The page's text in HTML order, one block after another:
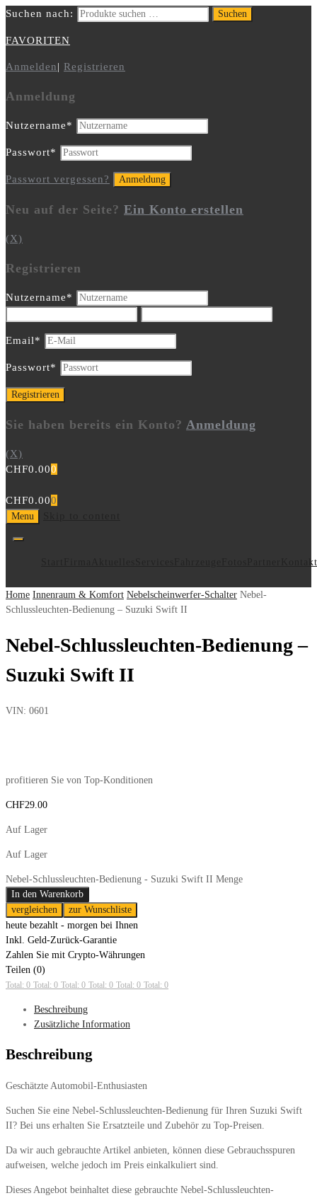
Suchen nach: Suchen
FAVORITEN
Anmelden| Registrieren
Anmeldung
Nutzername*
Passwort*
Passwort vergessen?
Neu auf der Seite? Ein Konto erstellen
(X)
Registrieren
Nutzername*
Email*
Passwort*
Sie haben bereits ein Konto? Anmeldung
(X)
CHF0.000
CHF0.000
Menu
Kontakt
Home Innenraum & Komfort Nebelscheinwerfer-Schalter Nebel-
Schlussleuchten-Bedienung – Suzuki Swift II
Nebel-Schlussleuchten-Bedienung –
Suzuki Swift II
VIN: 0601
profitieren Sie von Top-Konditionen
CHF29.00
Auf Lager
Auf Lager
Nebel-Schlussleuchten-Bedienung - Suzuki Swift II Menge
In den Warenkorb
vergleichen
zur Wunschliste
heute bezahlt - morgen bei Ihnen
Inkl. Geld-Zurück-Garantie
Zahlen Sie mit Crypto-Währungen
Teilen (0)
Total: 0 Total: 0 Total: 0 Total: 0 Total: 0 Total: 0
Beschreibung
Zusätzliche Information
Beschreibung
Geschätzte Automobil-Enthusiasten
Suchen Sie eine Nebel-Schlussleuchten-Bedienung für Ihren Suzuki Swift
II? Bei uns erhalten Sie Ersatzteile und Zubehör zu Top-Preisen.
Da wir auch gebrauchte Artikel anbieten, können diese Gebrauchsspuren
aufweisen, welche jedoch im Preis einkalkuliert sind.
Dieses Angebot beinhaltet diese gebrauchte Nebel-Schlussleuchten-